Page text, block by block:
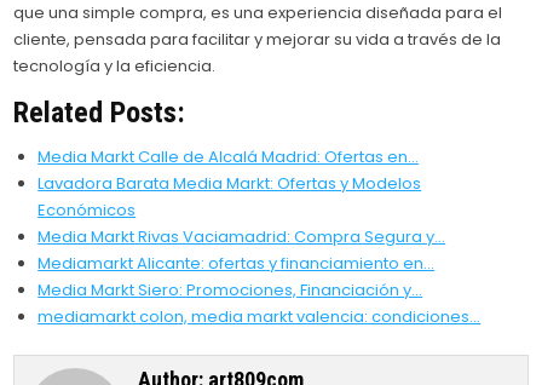
que una simple compra, es una experiencia diseñada para el
cliente, pensada para facilitar y mejorar su vida a través de la
tecnología y la eficiencia.
Related Posts:
Media Markt Calle de Alcalá Madrid: Ofertas en…
Lavadora Barata Media Markt: Ofertas y Modelos
Económicos
Media Markt Rivas Vaciamadrid: Compra Segura y…
Mediamarkt Alicante: ofertas y financiamiento en…
Media Markt Siero: Promociones, Financiación y…
mediamarkt colon, media markt valencia: condiciones…
Author: art809com